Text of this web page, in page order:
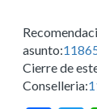
asunto:
Cierre de
Conselleria: